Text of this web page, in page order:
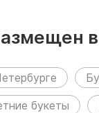
букеты